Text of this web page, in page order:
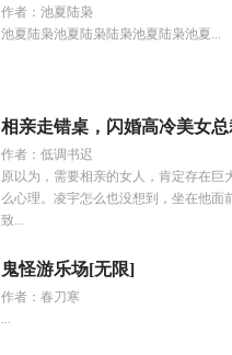
作者：池夏陆枭
池夏陆枭池夏陆枭陆枭池夏陆枭池夏...
相亲走错桌，闪婚高冷美女总
作者：低调书迟
原以为，需要相亲的女人，肯定存在巨
么心理。凌宇怎么也没想到，坐在他面
致...
鬼怪游乐场[无限]
作者：春刀寒
...